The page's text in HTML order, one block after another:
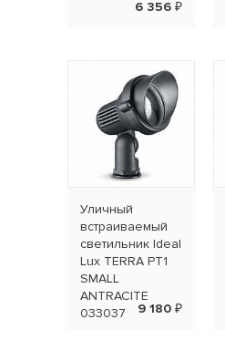
6 356 ₽
Уличный
встраиваемый
светильник Ideal
Lux TERRA PT1
SMALL
ANTRACITE
033037
9 180 ₽